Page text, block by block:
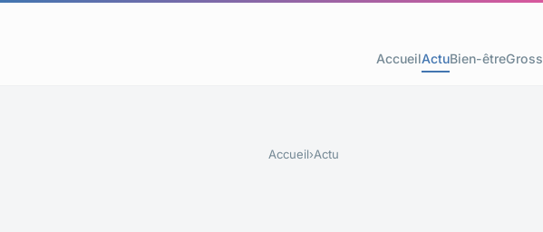
AccueilActuBien-être
Accueil›Actu